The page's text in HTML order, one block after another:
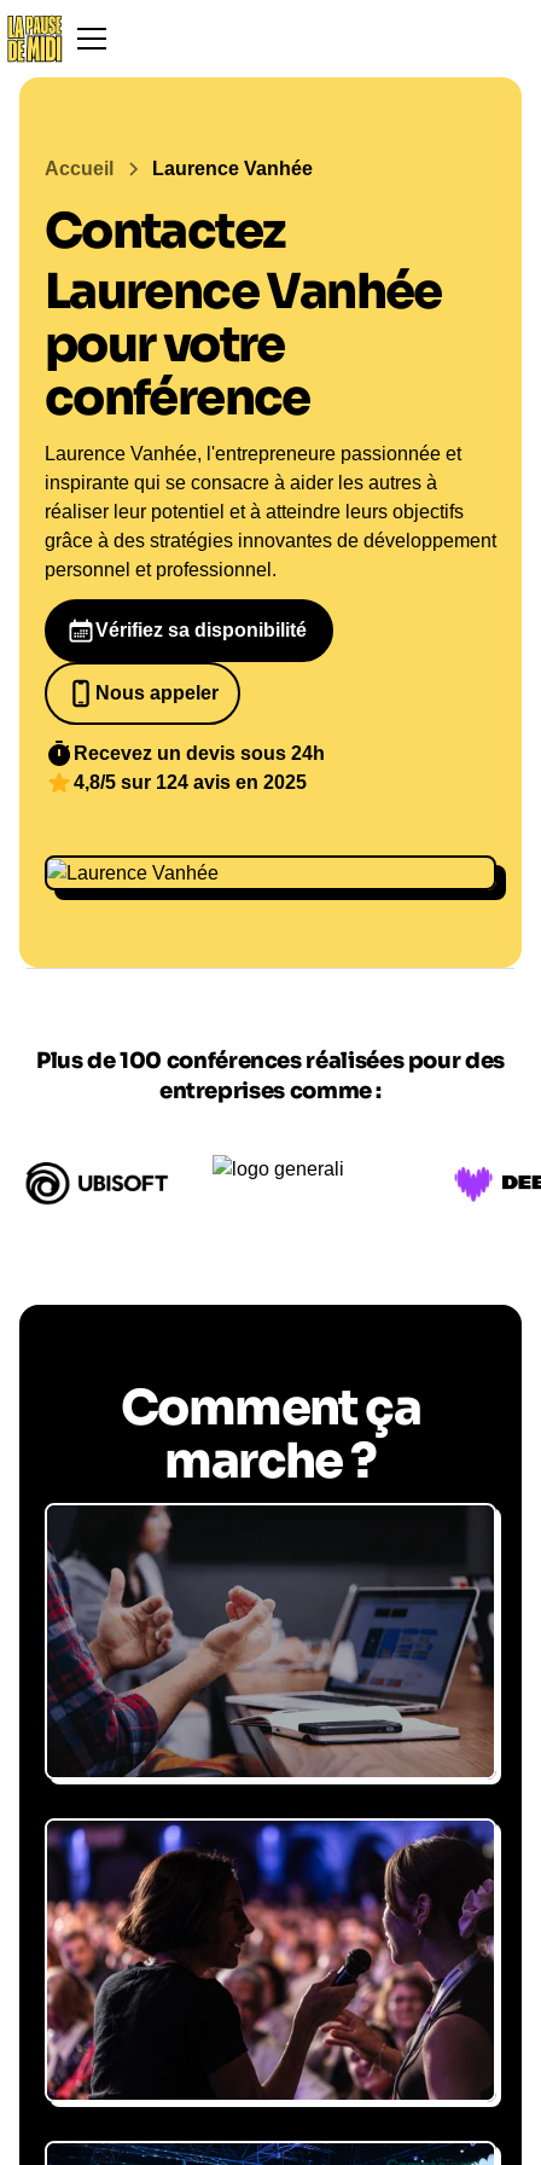
Accueil Laurence Vanhée
Contactez
Laurence Vanhée
pour votre
conférence
Laurence Vanhée, l'entrepreneure passionnée et
inspirante qui se consacre à aider les autres à
réaliser leur potentiel et à atteindre leurs objectifs
grâce à des stratégies innovantes de développement
personnel et professionnel.
Vérifiez sa disponibilité
Nous appeler
0652698481
Recevez un devis sous 24h
4,8/5 sur 124 avis en 2025
Plus de 100 conférences réalisées pour des
entreprises comme :
Comment ça
marche ?
Recevez une proposition
sous 24h
Expliquez-nous vos besoins, on vous répond
sous 24h avec une proposition
personnalisée, claire et adaptée à votre
événement et à vos contraintes.